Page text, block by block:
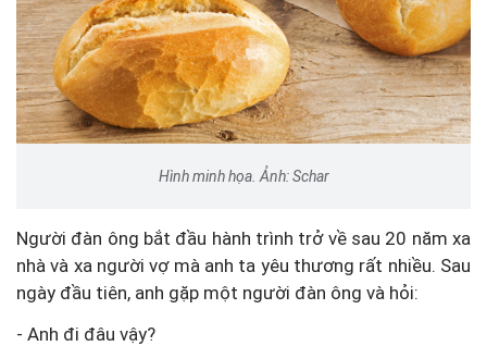
Hình minh họa. Ảnh: Schar
Người đàn ông bắt đầu hành trình trở về sau 20 năm xa
nhà và xa người vợ mà anh ta yêu thương rất nhiều. Sau
ngày đầu tiên, anh gặp một người đàn ông và hỏi:
- Anh đi đâu vậy?